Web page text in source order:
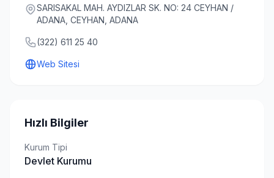
SARISAKAL MAH. AYDIZLAR SK. NO: 24 CEYHAN /
ADANA, CEYHAN, ADANA
(322) 611 25 40
Web Sitesi
Hızlı Bilgiler
Kurum Tipi
Devlet Kurumu